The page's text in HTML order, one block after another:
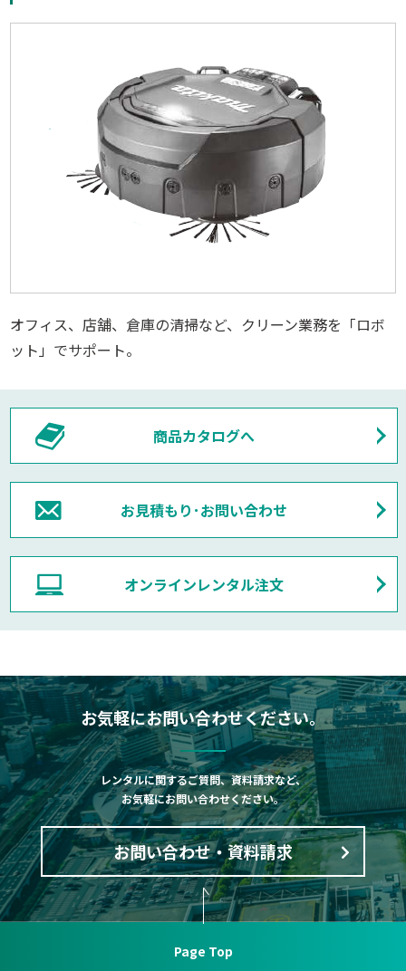
オフィス、店舗、倉庫の清掃など、クリーン業務を「ロボ
ット」でサポート。
商品カタログへ
お見積もり･お問い合わせ
オンラインレンタル注文
お気軽にお問い合わせください。
レンタルに関するご質問、資料請求など、
お気軽にお問い合わせください。
お問い合わせ・資料請求
Page Top